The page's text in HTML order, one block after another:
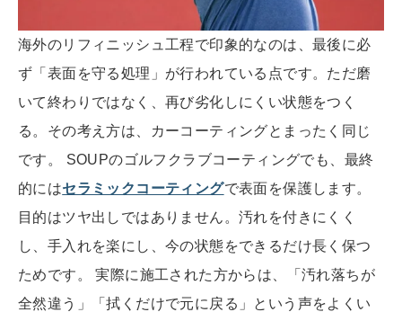
海外のリフィニッシュ工程で印象的なのは、最後に必
ず「表面を守る処理」が行われている点です。ただ磨
いて終わりではなく、再び劣化しにくい状態をつく
る。その考え方は、カーコーティングとまったく同じ
です。 SOUPのゴルフクラブコーティングでも、最終
的にはセラミックコーティングで表面を保護します。
目的はツヤ出しではありません。汚れを付きにくく
し、手入れを楽にし、今の状態をできるだけ長く保つ
ためです。 実際に施工された方からは、「汚れ落ちが
全然違う」「拭くだけで元に戻る」という声をよくい